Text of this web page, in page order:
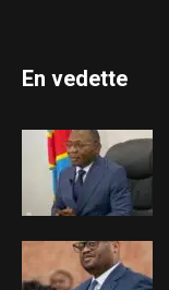
En vedette